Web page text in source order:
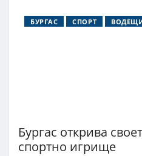
БУРГАС СПОРТ
Бургас открива
спортно игрище